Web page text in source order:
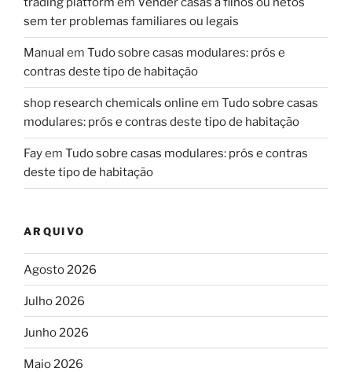
sem ter problemas familiares ou legais
Manual em Tudo sobre casas modulares: prós e
contras deste tipo de habitação
shop research chemicals online em Tudo sobre casas
modulares: prós e contras deste tipo de habitação
Fayem Tudo sobre casas modulares: prós e contras
deste tipo de habitação
ARQUIVO
Agosto 2026
Julho 2026
Junho 2026
Maio 2026